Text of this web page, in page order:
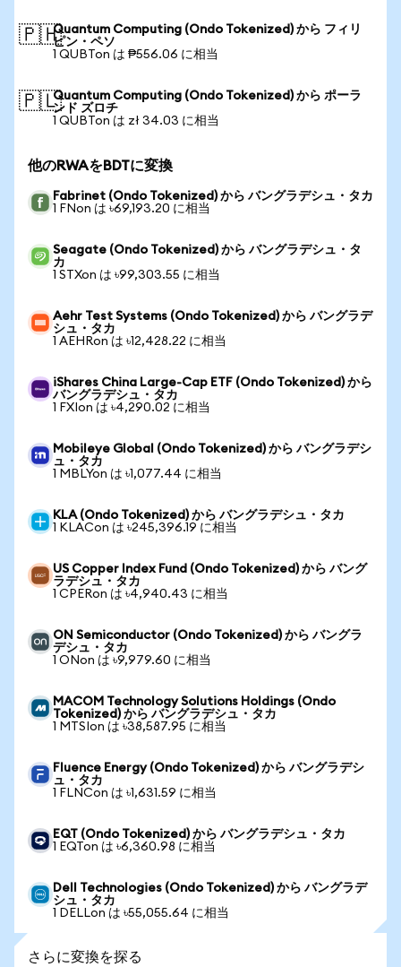
🇵🇭Quantum Computing (Ondo Tokenized) から フィリ
ピン・ペソ
1 QUBTon は ₱556.06 に相当
🇵🇱Quantum Computing (Ondo Tokenized) から ポーラ
ンド ズロチ
1 QUBTon は zł 34.03 に相当
他のRWAをBDTに変換
Fabrinet (Ondo Tokenized) から バングラデシュ・タカ
1 FNon は ৳69,193.20 に相当
Seagate (Ondo Tokenized) から バングラデシュ・タ
カ
1 STXon は ৳99,303.55 に相当
Aehr Test Systems (Ondo Tokenized) から バングラデ
シュ・タカ
1 AEHRon は ৳12,428.22 に相当
iShares China Large-Cap ETF (Ondo Tokenized) から
バングラデシュ・タカ
1 FXIon は ৳4,290.02 に相当
Mobileye Global (Ondo Tokenized) から バングラデシ
ュ・タカ
1 MBLYon は ৳1,077.44 に相当
KLA (Ondo Tokenized) から バングラデシュ・タカ
1 KLACon は ৳245,396.19 に相当
US Copper Index Fund (Ondo Tokenized) から バング
ラデシュ・タカ
1 CPERon は ৳4,940.43 に相当
ON Semiconductor (Ondo Tokenized) から バングラ
デシュ・タカ
1 ONon は ৳9,979.60 に相当
MACOM Technology Solutions Holdings (Ondo
Tokenized) から バングラデシュ・タカ
1 MTSIon は ৳38,587.95 に相当
Fluence Energy (Ondo Tokenized) から バングラデシ
ュ・タカ
1 FLNCon は ৳1,631.59 に相当
EQT (Ondo Tokenized) から バングラデシュ・タカ
1 EQTon は ৳6,360.98 に相当
Dell Technologies (Ondo Tokenized) から バングラデ
シュ・タカ
1 DELLon は ৳55,055.64 に相当
さらに変換を探る